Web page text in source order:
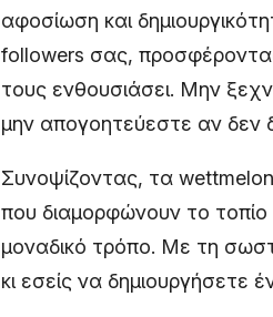
αφοσίωση και
followers σας,
τους ενθουσιάσει. Μην
μην απογοητεύεστε αν δεν
Συνοψίζοντας, τα
που διαμορφώνουν το
μοναδικό τρόπο. Με τη
κι εσείς να δημιουργήσετε